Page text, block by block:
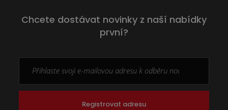
Chcete dostávat novinky z naší nabídky
první?
Registrovat adresu